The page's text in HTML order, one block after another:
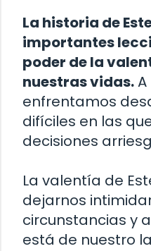
La historia de
importantes
poder de la
nuestras vidas.
enfrentamos
difíciles en las
decisiones
La valentía de
dejarnos
circunstancias y
está de nuestro